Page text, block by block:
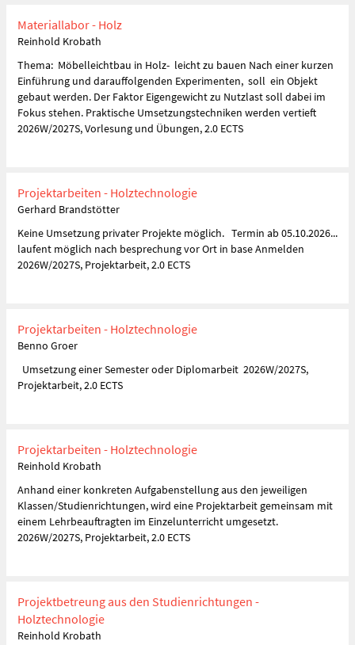
Materiallabor - Holz
Reinhold Krobath
Thema: Möbelleichtbau in Holz- leicht zu bauen Nach einer kurzen
Einführung und darauffolgenden Experimenten, soll ein Objekt
gebaut werden. Der Faktor Eigengewicht zu Nutzlast soll dabei im
Fokus stehen. Praktische Umsetzungstechniken werden vertieft
2026W/2027S, Vorlesung und Übungen, 2.0 ECTS
Projektarbeiten - Holztechnologie
Gerhard Brandstötter
Keine Umsetzung privater Projekte möglich. Termin ab 05.10.2026...
laufent möglich nach besprechung vor Ort in base Anmelden
2026W/2027S, Projektarbeit, 2.0 ECTS
Projektarbeiten - Holztechnologie
Benno Groer
Umsetzung einer Semester oder Diplomarbeit 2026W/2027S,
Projektarbeit, 2.0 ECTS
Projektarbeiten - Holztechnologie
Reinhold Krobath
Anhand einer konkreten Aufgabenstellung aus den jeweiligen
Klassen/Studienrichtungen, wird eine Projektarbeit gemeinsam mit
einem Lehrbeauftragten im Einzelunterricht umgesetzt.
2026W/2027S, Projektarbeit, 2.0 ECTS
Projektbetreung aus den Studienrichtungen -
Holztechnologie
Reinhold Krobath